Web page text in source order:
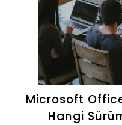
Microsoft
Hangi